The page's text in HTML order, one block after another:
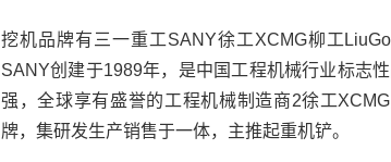
挖机品牌有三一重工SANY徐工XCMG柳工
SANY创建于1989年，是中国工程机械行业标志
强，全球享有盛誉的工程机械制造商2徐工
牌，集研发生产销售于一体，主推起重机铲。